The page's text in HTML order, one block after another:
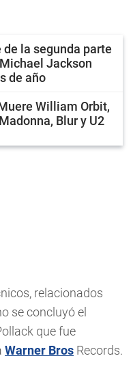
de la segunda parte
Jackson
de año
William Orbit,
Blur y U2
relacionados
se concluyó el
que fue
Warner Bros Records.